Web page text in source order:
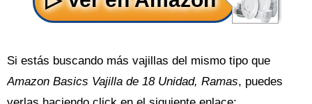
Si estás buscando más vajillas del mismo tipo que
Amazon Basics Vajilla de 18 Unidad, Ramas, puedes